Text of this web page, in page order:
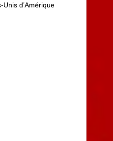
d’Amérique